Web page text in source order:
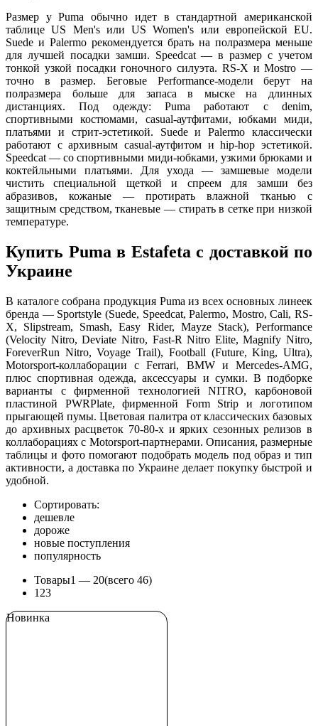
Размер у Puma обычно идет в стандартной американской
таблице US Men's или US Women's или европейской EU.
Suede и Palermo рекомендуется брать на полразмера меньше
для лучшей посадки замши. Speedcat — в размер с учетом
тонкой узкой посадки гоночного силуэта. RS-X и Mostro —
точно в размер. Беговые Performance-модели берут на
полразмера больше для запаса в мыске на длинных
дистанциях. Под одежду: Puma работают с denim,
спортивными костюмами, casual-аутфитами, юбками миди,
платьями и стрит-эстетикой. Suede и Palermo классически
работают с архивным casual-аутфитом и hip-hop эстетикой.
Speedcat — со спортивными миди-юбками, узкими брюками и
коктейльными платьями. Для ухода — замшевые модели
чистить специальной щеткой и спреем для замши без
абразивов, кожаные — протирать влажной тканью с
защитным средством, тканевые — стирать в сетке при низкой
температуре.
Купить Puma в Estafeta с доставкой по
Украине
В каталоге собрана продукция Puma из всех основных линеек
бренда — Sportstyle (Suede, Speedcat, Palermo, Mostro, Cali, RS-
X, Slipstream, Smash, Easy Rider, Mayze Stack), Performance
(Velocity Nitro, Deviate Nitro, Fast-R Nitro Elite, Magnify Nitro,
ForeverRun Nitro, Voyage Trail), Football (Future, King, Ultra),
Motorsport-коллаборации с Ferrari, BMW и Mercedes-AMG,
плюс спортивная одежда, аксессуары и сумки. В подборке
варианты с фирменной технологией NITRO, карбоновой
пластиной PWRPlate, фирменной Form Strip и логотипом
прыгающей пумы. Цветовая палитра от классических базовых
до архивных расцветок 70-80-х и ярких сезонных релизов в
коллаборациях с Motorsport-партнерами. Описания, размерные
таблицы и фото помогают подобрать модель под образ и тип
активности, а доставка по Украине делает покупку быстрой и
удобной.
Сортировать:
дешевле
дороже
новые поступления
популярность
Товары1 — 20(всего 46)
1 23
Новинка